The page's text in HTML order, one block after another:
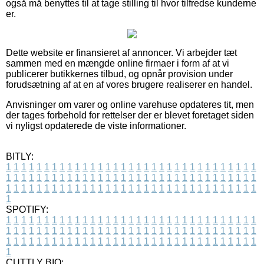
også må benyttes til at tage stilling til hvor tilfredse kunderne
er.
Dette website er finansieret af annoncer. Vi arbejder tæt
sammen med en mængde online firmaer i form af at vi
publicerer butikkernes tilbud, og opnår provision under
forudsætning af at en af vores brugere realiserer en handel.
Anvisninger om varer og online varehuse opdateres tit, men
der tages forbehold for rettelser der er blevet foretaget siden
vi nyligst opdaterede de viste informationer.
BITLY:
1 1 1 1 1 1 1 1 1 1 1 1 1 1 1 1 1 1 1 1 1 1 1 1 1 1 1 1 1 1 1 1 1
1 1 1 1 1 1 1 1 1 1 1 1 1 1 1 1 1 1 1 1 1 1 1 1 1 1 1 1 1 1 1 1 1
1 1 1 1 1 1 1 1 1 1 1 1 1 1 1 1 1 1 1 1 1 1 1 1 1 1 1 1 1 1 1 1 1
1
SPOTIFY:
1 1 1 1 1 1 1 1 1 1 1 1 1 1 1 1 1 1 1 1 1 1 1 1 1 1 1 1 1 1 1 1 1
1 1 1 1 1 1 1 1 1 1 1 1 1 1 1 1 1 1 1 1 1 1 1 1 1 1 1 1 1 1 1 1 1
1 1 1 1 1 1 1 1 1 1 1 1 1 1 1 1 1 1 1 1 1 1 1 1 1 1 1 1 1 1 1 1 1
1